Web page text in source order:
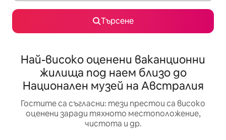
Търсене
Най-високо оценени ваканционни
жилища под наем близо до
Национален музей на Австралия
Гостите са съгласни: тези престои са високо
оценени заради тяхното местоположение,
чистота и др.